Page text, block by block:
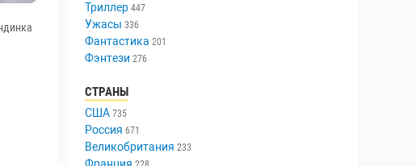
Триллер 447
Ужасы 336
Фантастика 201
Фэнтези 276
СТРАНЫ
США 735
Россия 671
Великобритания 233